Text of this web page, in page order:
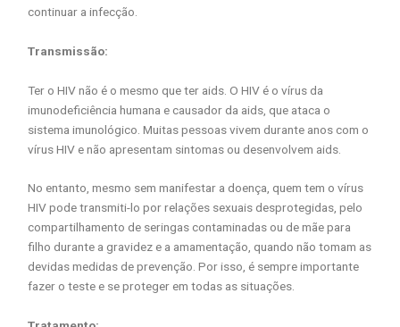
continuar a infecção.
Transmissão:
Ter o HIV não é o mesmo que ter aids. O HIV é o vírus da
imunodeficiência humana e causador da aids, que ataca o
sistema imunológico. Muitas pessoas vivem durante anos com o
vírus HIV e não apresentam sintomas ou desenvolvem aids.
No entanto, mesmo sem manifestar a doença, quem tem o vírus
HIV pode transmiti-lo por relações sexuais desprotegidas, pelo
compartilhamento de seringas contaminadas ou de mãe para
filho durante a gravidez e a amamentação, quando não tomam as
devidas medidas de prevenção. Por isso, é sempre importante
fazer o teste e se proteger em todas as situações.